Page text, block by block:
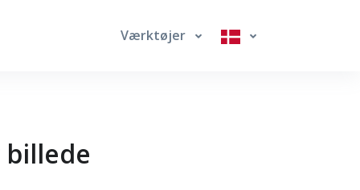
Værktøjer